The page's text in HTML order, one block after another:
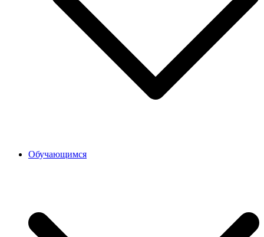
Обучающимся